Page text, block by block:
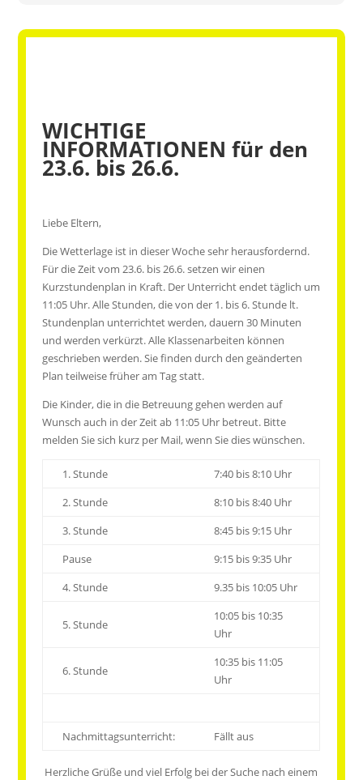
WICHTIGE
INFORMATIONEN für den
23.6. bis 26.6.
Liebe Eltern,
Die Wetterlage ist in dieser Woche sehr herausfordernd.
Für die Zeit vom 23.6. bis 26.6. setzen wir einen
Kurzstundenplan in Kraft. Der Unterricht endet täglich um
11:05 Uhr. Alle Stunden, die von der 1. bis 6. Stunde lt.
Stundenplan unterrichtet werden, dauern 30 Minuten
und werden verkürzt. Alle Klassenarbeiten können
geschrieben werden. Sie finden durch den geänderten
Plan teilweise früher am Tag statt.
Die Kinder, die in die Betreuung gehen werden auf
Wunsch auch in der Zeit ab 11:05 Uhr betreut. Bitte
melden Sie sich kurz per Mail, wenn Sie dies wünschen.
1. Stunde
7:40 bis 8:10 Uhr
2. Stunde
8:10 bis 8:40 Uhr
3. Stunde
8:45 bis 9:15 Uhr
Pause
9:15 bis 9:35 Uhr
4. Stunde
9.35 bis 10:05 Uhr
5. Stunde
10:05 bis 10:35
Uhr
6. Stunde
10:35 bis 11:05
Uhr
Nachmittagsunterricht: Fällt aus
Herzliche Grüße und viel Erfolg bei der Suche nach einem